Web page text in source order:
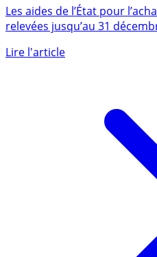
(bonus vélo) : qui a droit à
financières ?
Les aides de l’État pour
relevées jusqu’au 31